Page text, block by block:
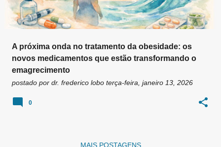
A próxima onda no tratamento da obesidade: os
novos medicamentos que estão transformando o
emagrecimento
postado por dr. frederico lobo terça-feira, janeiro 13, 2026
0
MAIS POSTAGENS